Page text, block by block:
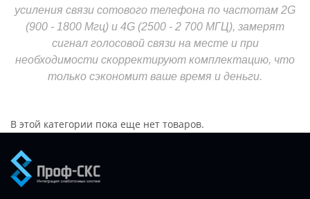
усиления связи сотового телефона по частотам 2G
(900 - 1800 Мгц) и 4G (2500 - 2 700 МГЦ), замерят
сигнал голосовой связи на месте и при
необходимости скорректируют комплектацию, что
только сэкономит ваше время и деньги.
В этой категории пока еще нет товаров.